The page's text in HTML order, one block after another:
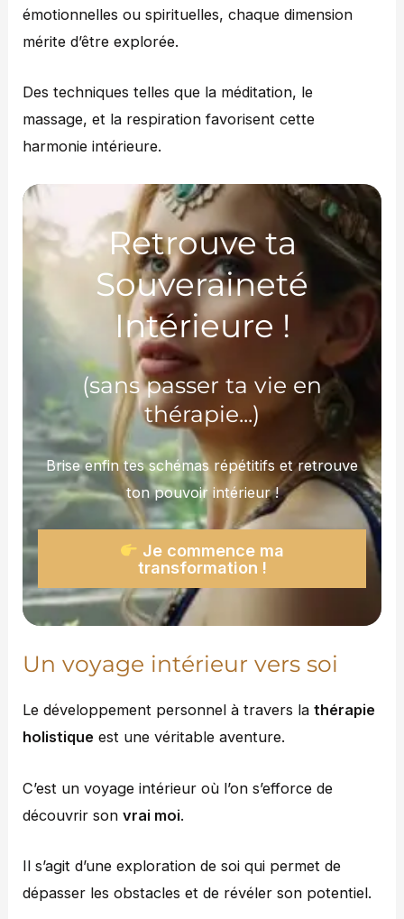
émotionnelles ou spirituelles, chaque dimension
mérite d’être explorée.
Des techniques telles que la méditation, le
massage, et la respiration favorisent cette
harmonie intérieure.
Retrouve ta
Souveraineté
Intérieure !
(sans passer ta vie en
thérapie...)
Brise enfin tes schémas répétitifs et retrouve
ton pouvoir intérieur !
Je commence ma
transformation !
Un voyage intérieur vers soi
Le développement personnel à travers lathérapie
holistique est une véritable aventure.
C’est un voyage intérieur où l’on s’efforce de
découvrir sonvrai moi.
Il s’agit d’une exploration de soi qui permet de
dépasser les obstacles et de révéler son potentiel.